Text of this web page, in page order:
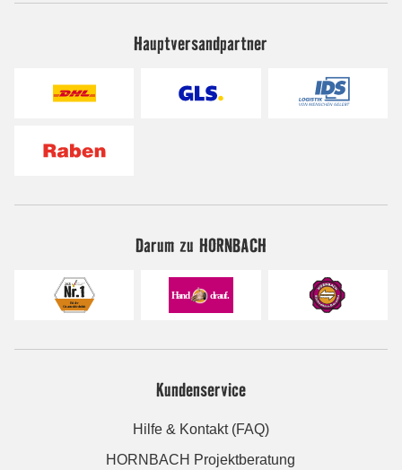
Hauptversandpartner
Darum zu HORNBACH
Kundenservice
Hilfe & Kontakt (FAQ)
HORNBACH Projektberatung